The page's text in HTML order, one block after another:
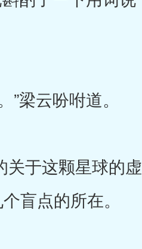
云吩咐道。
于这颗星球的虚
盲点的所在。